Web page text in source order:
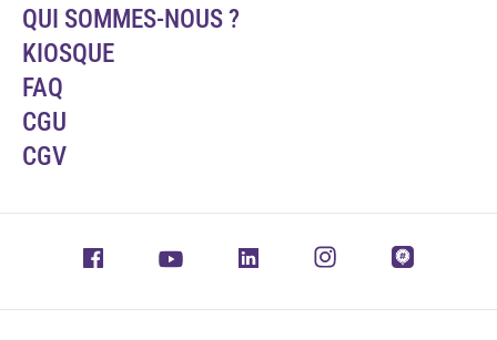
QUI SOMMES-NOUS ?
KIOSQUE
FAQ
CGU
CGV